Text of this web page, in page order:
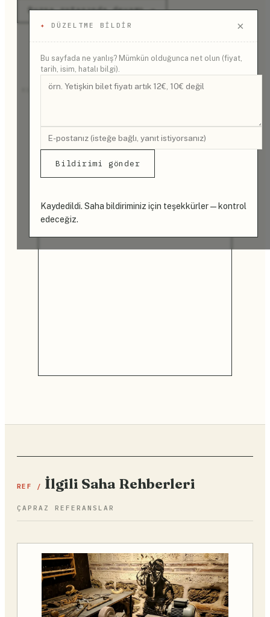
✦ DÜZELTME BILDIR ×
Bu sayfada ne yanlış? Mümkün olduğunca net olun (fiyat,
tarih, isim, hatalı bilgi).
Bildirimi gönder
Kaydedildi. Saha bildiriminiz için teşekkürler — kontrol
edeceğiz.
Bursa rotasında devamı →
REKLAM
REF / İlgili Saha Rehberleri
ÇAPRAZ REFERANSLAR